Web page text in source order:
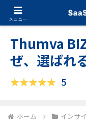
インサイドセールス
Thumva
ぜ、選ばれ
5
ホーム インサ
メニュー